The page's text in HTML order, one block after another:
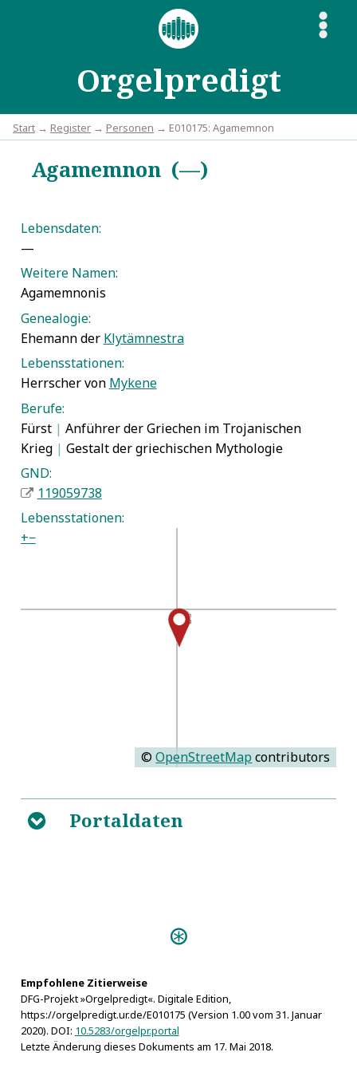
Orgelpredigt
S
Start → Register → Personen → E010175: Agamemnon
Agamemnon (—)
Lebensdaten:
—
Weitere Namen:
Agamemnonis
Genealogie:
Ehemann der Klytämnestra
Lebensstationen:
Herrscher von Mykene
Berufe:
Fürst | Anführer der Griechen im Trojanischen
Krieg | Gestalt der griechischen Mythologie
GND:
119059738
Lebensstationen:
+−
©OpenStreetMap contributors
B Portaldaten
Musica instrumentalis (Meißen
Längst=gewüntzschte
Mittweidische Orgel=Freude (Dresden 1648)
Personen:
Ägisth
Empfohlene Zitierweise
DFG-Projekt »Orgelpredigt«. Digitale Edition,
https://orgelpredigt.ur.de/E010175 (Version 1.00 vom 31. Januar
2020). DOI: 10.5283/orgelpr.portal
Letzte Änderung dieses Dokuments am 17. Mai 2018.